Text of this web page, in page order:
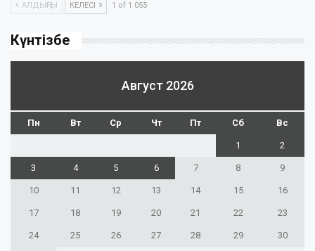
АЛДЫҢҒЫ КЕЛЕСІ 1 of 1 055
Күнтізбе
Август 2026
Пн Вт Ср Чт Пт Сб Вс
1 2
3 4 5 6 7 8 9
10 11 12 13 14 15 16
17 18 19 20 21 22 23
24 25 26 27 28 29 30